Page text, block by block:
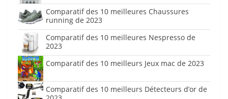
Comparatif des 10 meilleures Chaussures
running de 2023
Comparatif des 10 meilleures Nespresso de
2023
Comparatif des 10 meilleurs Jeux mac de 2023
Comparatif des 10 meilleurs Détecteurs d’or de